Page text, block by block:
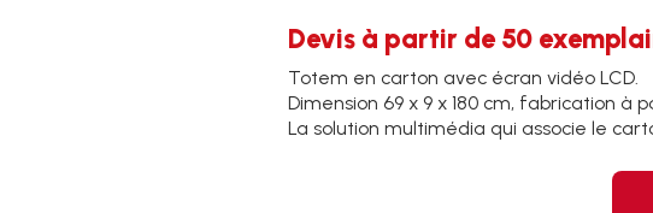
Devis à partir de 50
Totem en carton avec écran vidéo LCD.
Dimension 69 x 9 x 180 cm, fabrication à
La solution multimédia qui associe le